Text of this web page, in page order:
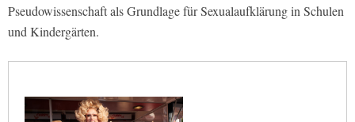
Pseudowissenschaft als Grundlage für Sexualaufklärung in Schulen
und Kindergärten.